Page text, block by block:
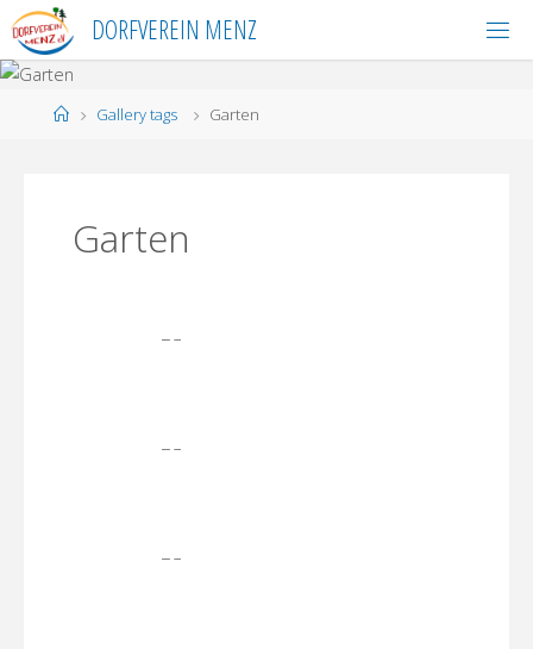
Skip
to
content
DORFVEREIN MENZ
HomeGallery tags Garten
Garten